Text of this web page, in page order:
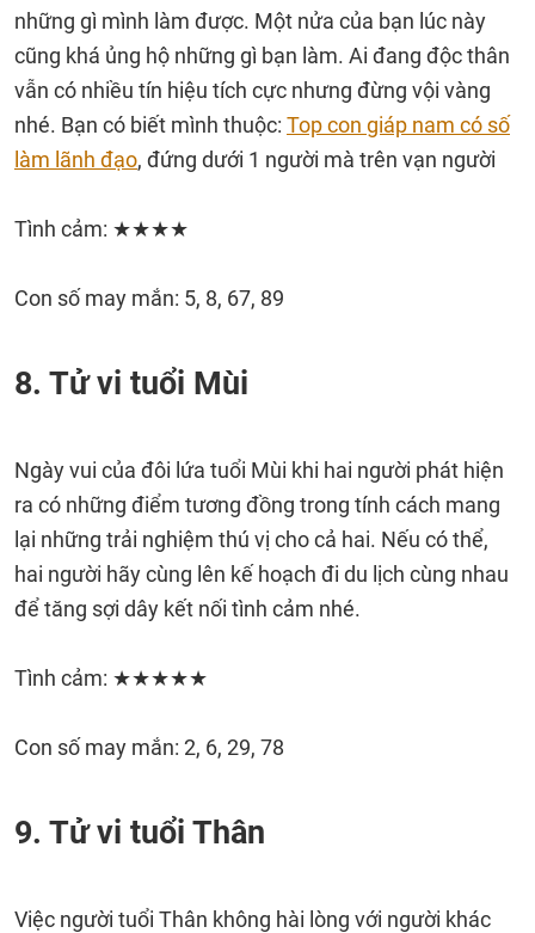
những gì mình làm được. Một nửa của bạn lúc này
cũng khá ủng hộ những gì bạn làm. Ai đang độc thân
vẫn có nhiều tín hiệu tích cực nhưng đừng vội vàng
nhé. Bạn có biết mình thuộc: Top con giáp nam có số
làm lãnh đạo, đứng dưới 1 người mà trên vạn người
Tình cảm: ★★★★
Con số may mắn: 5, 8, 67, 89
8. Tử vi tuổi Mùi
Ngày vui của đôi lứa tuổi Mùi khi hai người phát hiện
ra có những điểm tương đồng trong tính cách mang
lại những trải nghiệm thú vị cho cả hai. Nếu có thể,
hai người hãy cùng lên kế hoạch đi du lịch cùng nhau
để tăng sợi dây kết nối tình cảm nhé.
Tình cảm: ★★★★★
Con số may mắn: 2, 6, 29, 78
9. Tử vi tuổi Thân
Việc người tuổi Thân không hài lòng với người khác